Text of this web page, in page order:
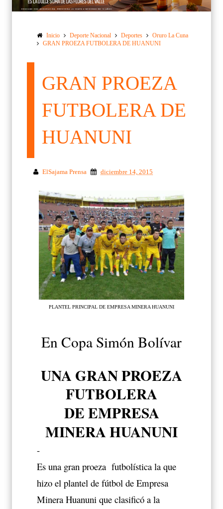
Inicio Deporte Nacional Deportes
Oruro La Cuna
GRAN PROEZA FUTBOLERA DE HUANUNI
GRAN PROEZA
FUTBOLERA DE
HUANUNI
ElSajama Prensa diciembre 14, 2015
PLANTEL PRINCIPAL DE EMPRESA MINERA HUANUNI
En Copa Simón Bolívar
UNA GRAN PROEZA
FUTBOLERA
DE EMPRESA
MINERA HUANUNI
-
Es una gran proeza futbolística la que
hizo el plantel de fútbol de Empresa
Minera Huanuni que clasificó a la